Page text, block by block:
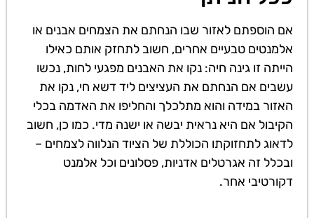
אם הוספתם לאזור שבו הנחתם את הצמחים אבנים או
אלמנטים טבעיים אחרים, חשוב לתחזק אותם כאילו
הייתה זו גינה חיה: נקו את האבנים מפגעי לחות, נכשו
עשבים אם הנחתם את העציצים ליד דשא חי, נקו את
האזור במידה והוא מתלכלך והחליפו את האדמה בכלי
הקיבול אם היא נראית יבשה או ישנה מדי. כמו כן, חשוב
לדאוג לתחזוקתו הכוללת של הציוד הנלווה לצמחים –
ובכלל זה אגרטלים אדניות, פסלונים וכל אלמנט
דקורטיבי אחר.